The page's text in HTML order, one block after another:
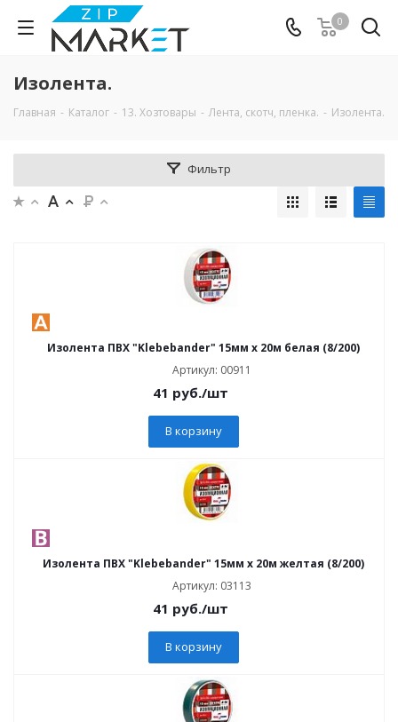
0
Изолента.
Главная - Каталог - 13. Хозтовары - Лента, скотч, пленка. - Изолента.
Фильтр
Изолента ПВХ "Klebebander" 15мм х 20м белая (8/200)
Артикул: 00911
41 руб./шт
В корзину
Изолента ПВХ "Klebebander" 15мм х 20м желтая (8/200)
Артикул: 03113
41 руб./шт
В корзину